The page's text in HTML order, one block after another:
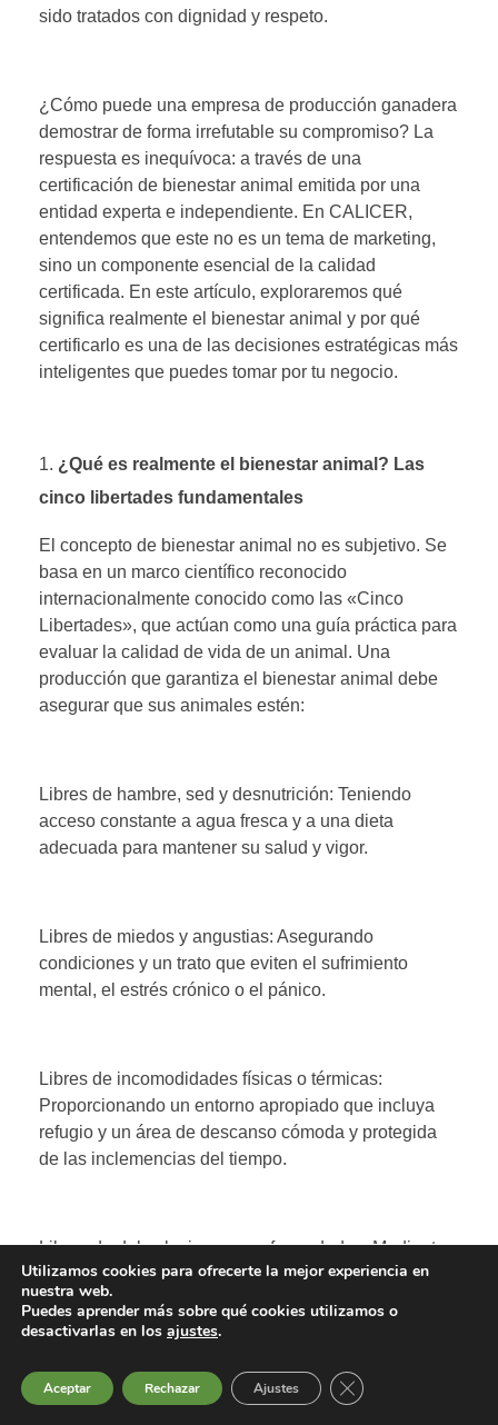
sido tratados con dignidad y respeto.
¿Cómo puede una empresa de producción ganadera
demostrar de forma irrefutable su compromiso? La
respuesta es inequívoca: a través de una
certificación de bienestar animal emitida por una
entidad experta e independiente. En CALICER,
entendemos que este no es un tema de marketing,
sino un componente esencial de la calidad
certificada. En este artículo, exploraremos qué
significa realmente el bienestar animal y por qué
certificarlo es una de las decisiones estratégicas más
inteligentes que puedes tomar por tu negocio.
¿Qué es realmente el bienestar animal? Las
cinco libertades fundamentales
El concepto de bienestar animal no es subjetivo. Se
basa en un marco científico reconocido
internacionalmente conocido como las «Cinco
Libertades», que actúan como una guía práctica para
evaluar la calidad de vida de un animal. Una
producción que garantiza el bienestar animal debe
asegurar que sus animales estén:
Libres de hambre, sed y desnutrición: Teniendo
acceso constante a agua fresca y a una dieta
adecuada para mantener su salud y vigor.
Libres de miedos y angustias: Asegurando
condiciones y un trato que eviten el sufrimiento
mental, el estrés crónico o el pánico.
Libres de incomodidades físicas o térmicas:
Proporcionando un entorno apropiado que incluya
refugio y un área de descanso cómoda y protegida
de las inclemencias del tiempo.
Libres de dolor, lesiones o enfermedades: Mediante
la prevención, el diagnóstico rápido y el tratamiento
adecuado de problemas de salud.
Libres para expresar las pautas propias de
Utilizamos cookies para ofrecerte la mejor experiencia en
nuestra web.
Puedes aprender más sobre qué cookies utilizamos o
desactivarlas en los ajustes.
Aceptar Rechazar Ajustes Cerrar el banner de